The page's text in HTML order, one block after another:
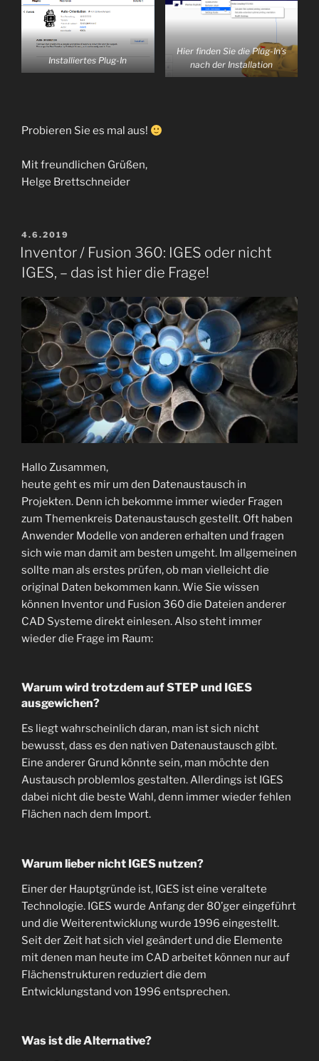
Installiertes Plug-In
Hier finden Sie die Plug-In’s
nach der Installation
Probieren Sie es mal aus!
Mit freundlichen Grüßen,
Helge Brettschneider
VERÖFFENTLICHT
AM
4.6.2019
Inventor / Fusion 360: IGES oder nicht
IGES, – das ist hier die Frage!
Hallo Zusammen,
heute geht es mir um den Datenaustausch in
Projekten. Denn ich bekomme immer wieder Fragen
zum Themenkreis Datenaustausch gestellt. Oft haben
Anwender Modelle von anderen erhalten und fragen
sich wie man damit am besten umgeht. Im allgemeinen
sollte man als erstes prüfen, ob man vielleicht die
original Daten bekommen kann. Wie Sie wissen
können Inventor und Fusion 360 die Dateien anderer
CAD Systeme direkt einlesen. Also steht immer
wieder die Frage im Raum:
Warum wird trotzdem auf STEP und IGES
ausgewichen?
Es liegt wahrscheinlich daran, man ist sich nicht
bewusst, dass es den nativen Datenaustausch gibt.
Eine anderer Grund könnte sein, man möchte den
Austausch problemlos gestalten. Allerdings ist IGES
dabei nicht die beste Wahl, denn immer wieder fehlen
Flächen nach dem Import.
Warum lieber nicht IGES nutzen?
Einer der Hauptgründe ist, IGES ist eine veraltete
Technologie. IGES wurde Anfang der 80’ger eingeführt
und die Weiterentwicklung wurde 1996 eingestellt.
Seit der Zeit hat sich viel geändert und die Elemente
mit denen man heute im CAD arbeitet können nur auf
Flächenstrukturen reduziert die dem
Entwicklungstand von 1996 entsprechen.
Was ist die Alternative?